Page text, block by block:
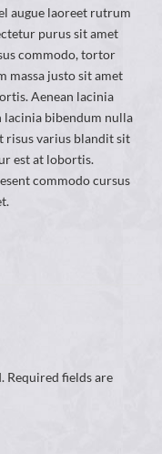
augue laoreet rutrum
purus sit amet
commodo, tortor
massa justo sit amet
Aenean lacinia
lacinia bibendum nulla
risus varius blandit sit
est at lobortis.
commodo cursus
Required fields are